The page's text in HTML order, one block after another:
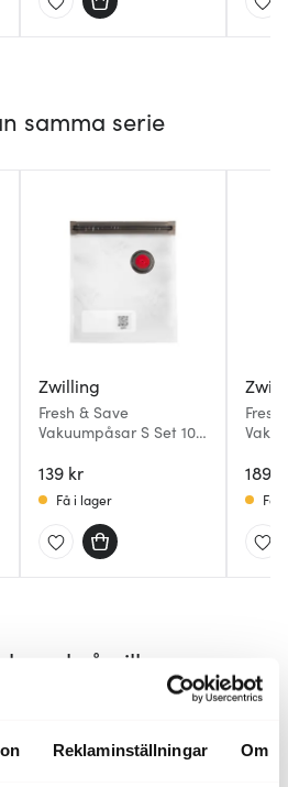
Reklaminställningar Om
samma serie
Zwilling
Fresh & Save
Vakuumpåsar S Set 10-
139 kr
Få i lager
189
Få
också gillar